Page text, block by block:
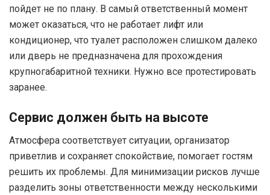
пойдет не по плану. В самый ответственный момент
может оказаться, что не работает лифт или
кондиционер, что туалет расположен слишком далеко
или дверь не предназначена для прохождения
крупногабаритной техники. Нужно все протестировать
заранее.
Сервис должен быть на высоте
Атмосфера соответствует ситуации, организатор
приветлив и сохраняет спокойствие, помогает гостям
решить их проблемы. Для минимизации рисков лучше
разделить зоны ответственности между несколькими